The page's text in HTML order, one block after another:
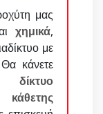
μας
χημικά,
με
κάνετε
δίκτυο
κάθετης